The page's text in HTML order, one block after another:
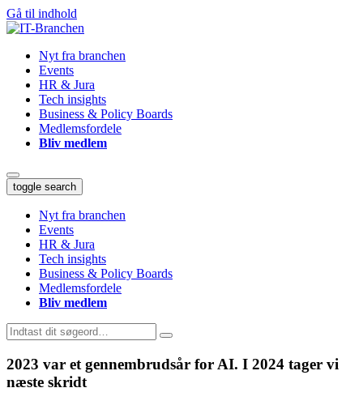
Gå til indhold
Nyt fra branchen
Events
HR & Jura
Tech insights
Business & Policy Boards
Medlemsfordele
Bliv medlem
toggle search
Nyt fra branchen
Events
HR & Jura
Tech insights
Business & Policy Boards
Medlemsfordele
Bliv medlem
2023 var et gennembrudsår for AI. I 2024 tager vi
næste skridt